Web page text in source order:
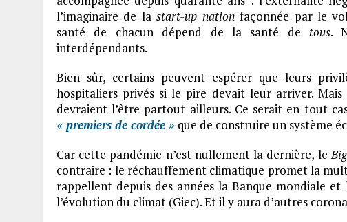
l’imaginaire de lastart-up nationfaçonnée par le
santé de chacun dépend de la santé de tous.
interdépendants.
Bien sûr, certains peuvent espérer que leurs
hospitaliers privés si le pire devait leur arriver.
devraient l’être partout ailleurs. Ce serait en tout
« premiers de cordée » que de construire un système
Car cette pandémie n’est nullement la dernière, le
contraire : le réchauffement climatique promet la
rappellent depuis des années la Banque mondiale
l’évolution du climat (Giec). Et il y aura d’autres